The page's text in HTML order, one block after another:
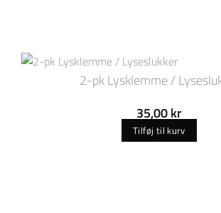
2-pk Lysklemme /
35,00kr
Tilføj til kurv